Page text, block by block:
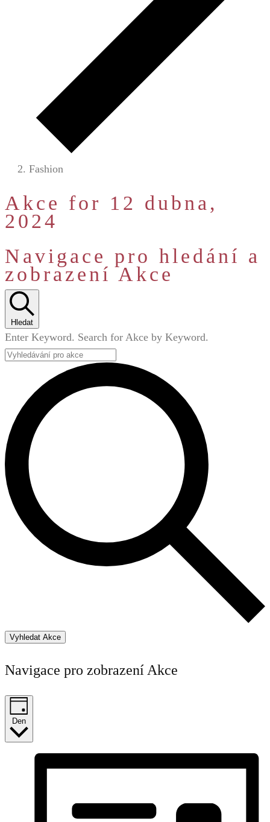
Fashion
Akce for 12 dubna,
2024
Navigace pro hledání a
zobrazení Akce
Hledat
Enter Keyword. Search for Akce by Keyword.
Vyhledat Akce
Navigace pro zobrazení Akce
Den